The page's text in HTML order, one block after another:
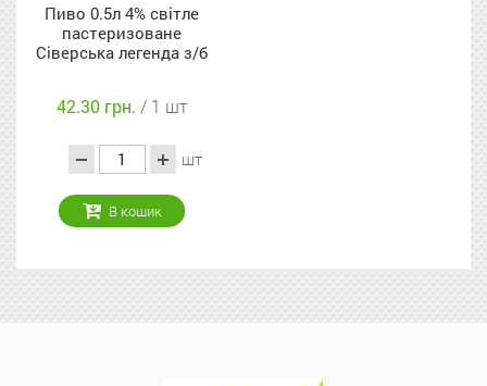
Пиво 0.5л 4% світле
пастеризоване
Сіверська легенда з/б
42.30 грн. / 1 шт
шт
В кошик